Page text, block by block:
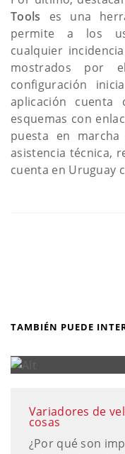
Tools es una
permite a los
cualquier
mostrados por
configuración
aplicación cuenta
esquemas con
puesta en
asistencia técnica,
cuenta en Uruguay
TAMBIÉN PUEDE
Variadores de
cosas
¿Por qué son